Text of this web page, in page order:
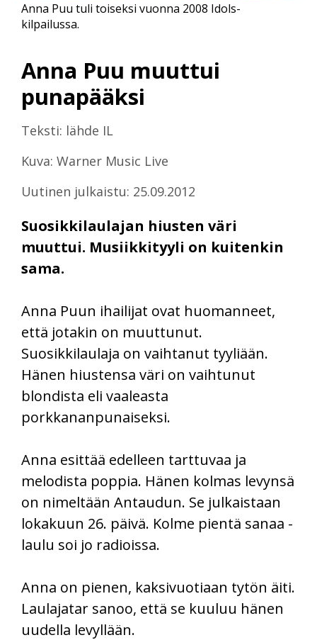
Anna Puu muuttui
punapääksi
Teksti: lähde IL
Kuva: Warner Music Live
Uutinen julkaistu: 25.09.2012
Suosikkilaulajan hiusten väri
muuttui. Musiikkityyli on kuitenkin
sama.
Anna Puu tuli toiseksi vuonna 2008 Idols-
kilpailussa.
Anna Puun ihailijat ovat huomanneet,
että jotakin on muuttunut.
Suosikkilaulaja on vaihtanut tyyliään.
Hänen hiustensa väri on vaihtunut
blondista eli vaaleasta
porkkananpunaiseksi.
Anna esittää edelleen tarttuvaa ja
melodista poppia. Hänen kolmas levynsä
on nimeltään Antaudun. Se julkaistaan
lokakuun 26. päivä. Kolme pientä sanaa -
laulu soi jo radioissa.
Anna on pienen, kaksivuotiaan tytön äiti.
Laulajatar sanoo, että se kuuluu hänen
uudella levyllään.